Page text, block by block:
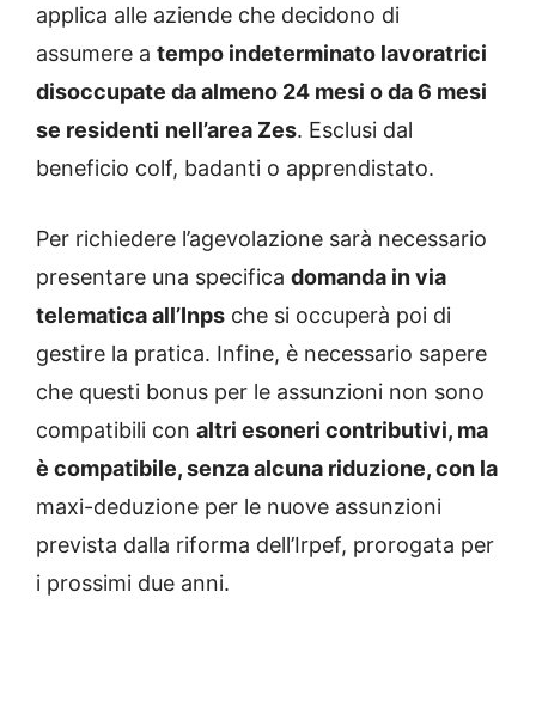
applica alle aziende che decidono di
assumere a tempo indeterminato lavoratrici
disoccupate da almeno 24 mesi o da 6 mesi
se residenti nell’area Zes. Esclusi dal
beneficio colf, badanti o apprendistato.
Per richiedere l’agevolazione sarà necessario
presentare una specifica domanda in via
telematica all’Inps che si occuperà poi di
gestire la pratica. Infine, è necessario sapere
che questi bonus per le assunzioni non sono
compatibili con altri esoneri contributivi, ma
è compatibile, senza alcuna riduzione, con la
maxi-deduzione per le nuove assunzioni
prevista dalla riforma dell’Irpef, prorogata per
i prossimi due anni.